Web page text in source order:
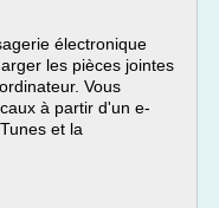
électronique
les pièces jointes
Vous
à partir d'un e-
et la